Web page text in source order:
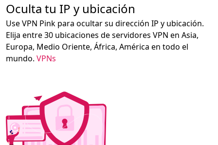
Oculta tu IP y ubicación
Use VPN Pink para ocultar su dirección IP y ubicación.
Elija entre 30 ubicaciones de servidores VPN en Asia,
Europa, Medio Oriente, África, América en todo el
mundo. VPNs